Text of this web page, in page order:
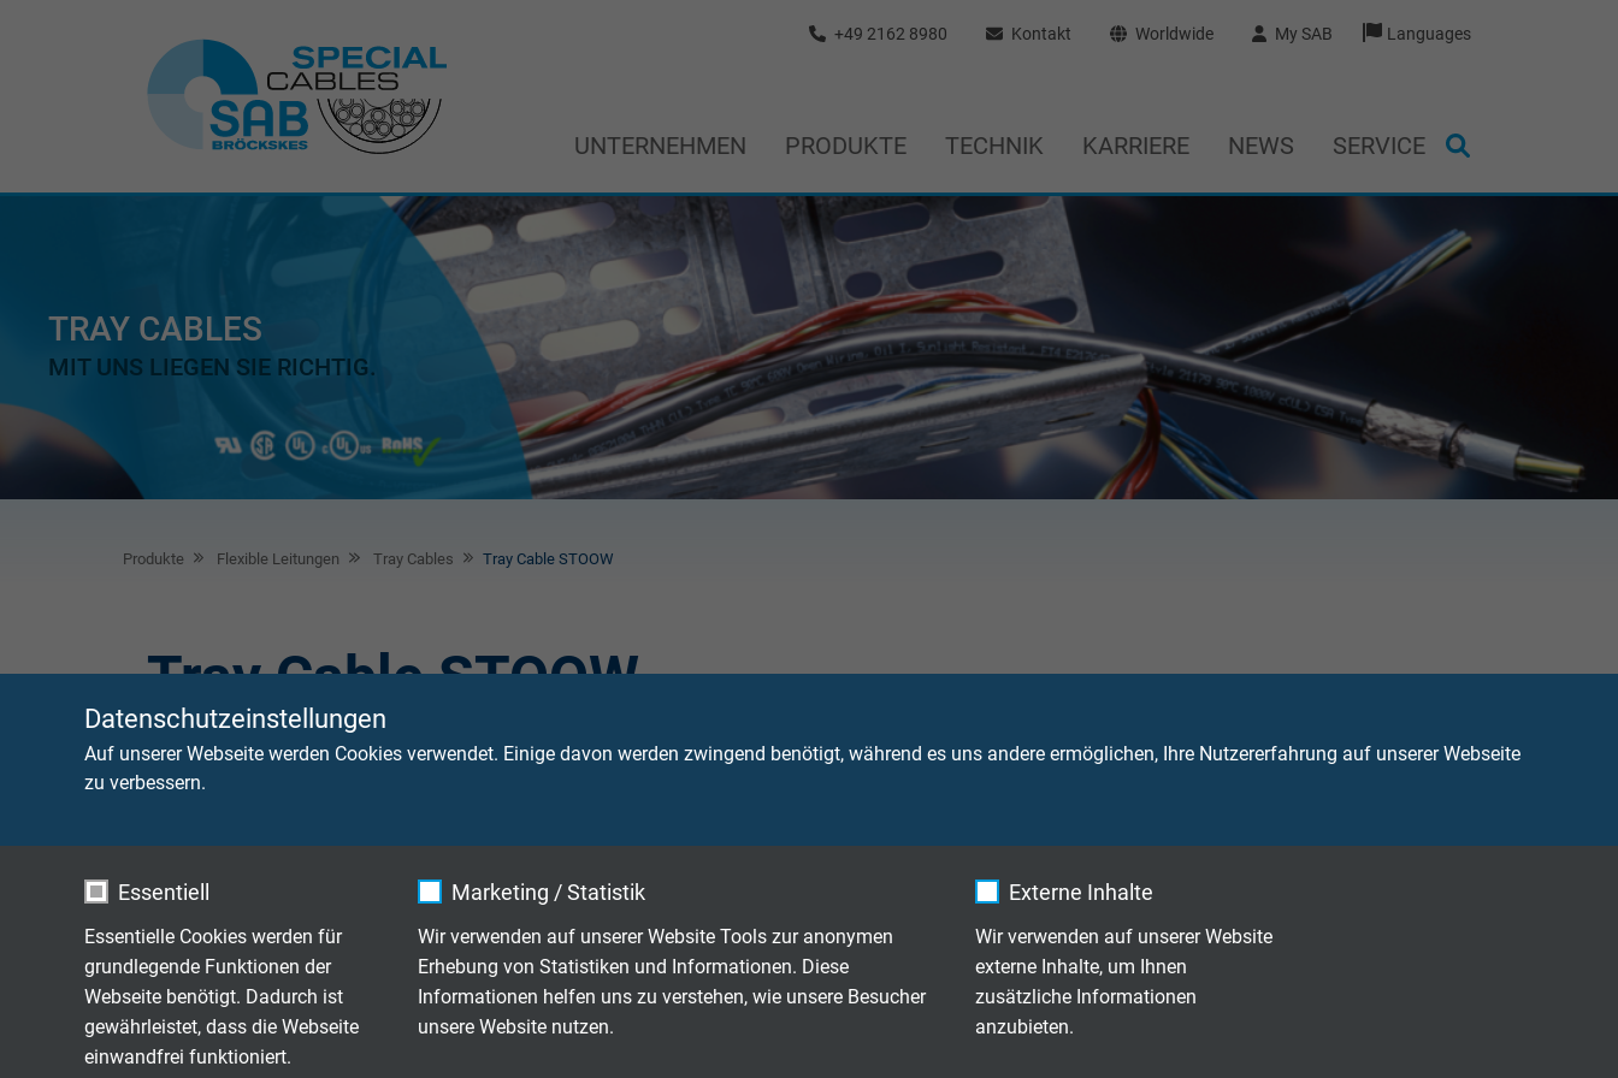
Datenschutzeinstellungen
Auf unserer Webseite werden Cookies verwendet. Einige davon werden zwingend benötigt, während es uns andere ermöglichen, Ihre Nutzererfahrung auf unserer Webseite
zu verbessern.
Essentiell
Essentielle Cookies werden für
grundlegende Funktionen der
Webseite benötigt. Dadurch ist
gewährleistet, dass die Webseite
einwandfrei funktioniert.
Marketing / Statistik
Wir verwenden auf unserer Website Tools zur anonymen
Erhebung von Statistiken und Informationen. Diese
Informationen helfen uns zu verstehen, wie unsere Besucher
unsere Website nutzen.
Externe Inhalte
Wir verwenden auf unserer Website
externe Inhalte, um Ihnen
zusätzliche Informationen
anzubieten.
+49 2162 8980 Kontakt Worldwide My SAB Languages
UNTERNEHMEN PRODUKTE TECHNIK KARRIERE NEWS SERVICE
TRAY CABLES
MIT UNS LIEGEN SIE RICHTIG.
Produkte Flexible Leitungen Tray Cables Tray Cable STOOW
Tray Cable STOOW
Tray Cable Stoow sind Leitungen für Kabelpritschen und Kabelkanäle mit UL, CSA und STOOW Zulassung.
TR 249
Typ TC und STOOW, UV- und ölbeständiges, flexibles Tray